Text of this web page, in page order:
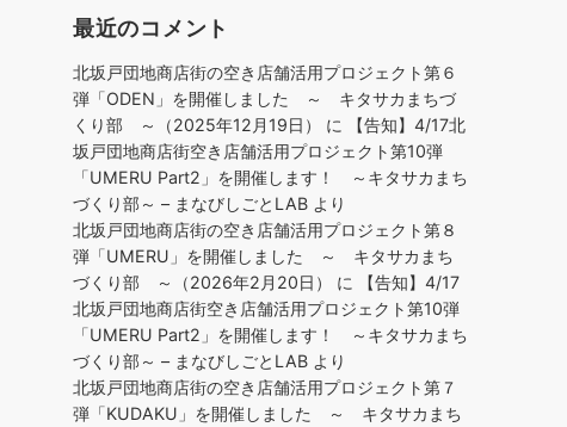
最近のコメント
北坂戸団地商店街の空き店舗活用プロジェクト第６
弾「ODEN」を開催しました ～ キタサカまちづ
くり部 ～（2025年12月19日）
に
【告知】4/17北
坂戸団地商店街空き店舗活用プロジェクト第10弾
「UMERU Part2」を開催します！ ～キタサカまち
づくり部～ – まなびしごとLAB より
北坂戸団地商店街の空き店舗活用プロジェクト第８
弾「UMERU」を開催しました ～ キタサカまち
づくり部 ～（2026年2月20日）
に
【告知】4/17
北坂戸団地商店街空き店舗活用プロジェクト第10弾
「UMERU Part2」を開催します！ ～キタサカまち
づくり部～ – まなびしごとLAB より
北坂戸団地商店街の空き店舗活用プロジェクト第７
弾「KUDAKU」を開催しました ～ キタサカまち